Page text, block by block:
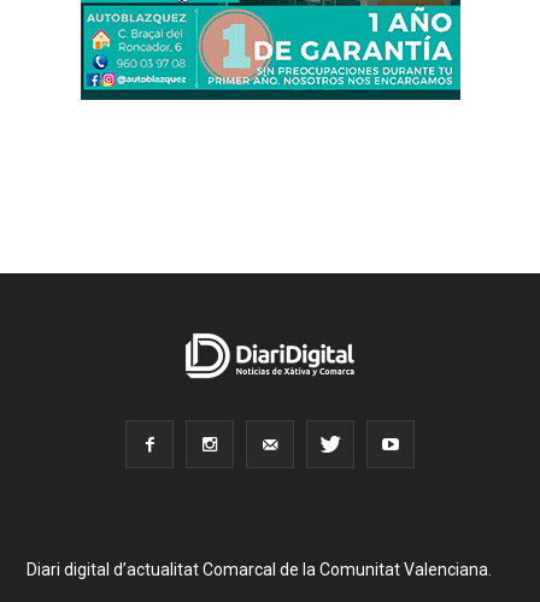
Diari digital d’actualitat Comarcal de la Comunitat Valenciana.